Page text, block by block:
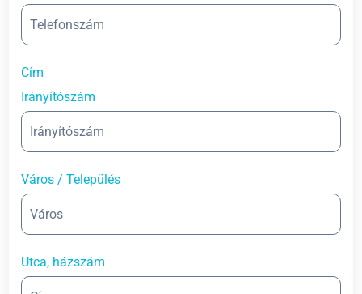
Cím
Irányítószám
Város / Település
Utca, házszám